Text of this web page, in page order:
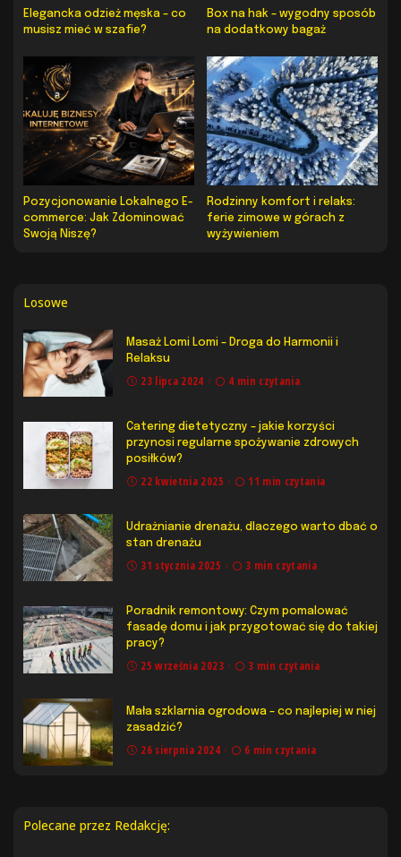
Elegancka odzież męska – co
musisz mieć w szafie?
Box na hak – wygodny sposób
na dodatkowy bagaż
Pozycjonowanie Lokalnego E-
commerce: Jak Zdominować
Swoją Niszę?
Rodzinny komfort i relaks:
ferie zimowe w górach z
wyżywieniem
Losowe
Masaż Lomi Lomi – Droga do Harmonii i
Relaksu
23 lipca 2024 4 min czytania
Catering dietetyczny – jakie korzyści
przynosi regularne spożywanie zdrowych
posiłków?
22 kwietnia 2025 11 min czytania
Udrażnianie drenażu, dlaczego warto dbać o
stan drenażu
31 stycznia 2025 3 min czytania
Poradnik remontowy: Czym pomalować
fasadę domu i jak przygotować się do takiej
pracy?
25 września 2023 3 min czytania
Mała szklarnia ogrodowa – co najlepiej w niej
zasadzić?
26 sierpnia 2024 6 min czytania
Polecane przez Redakcję: